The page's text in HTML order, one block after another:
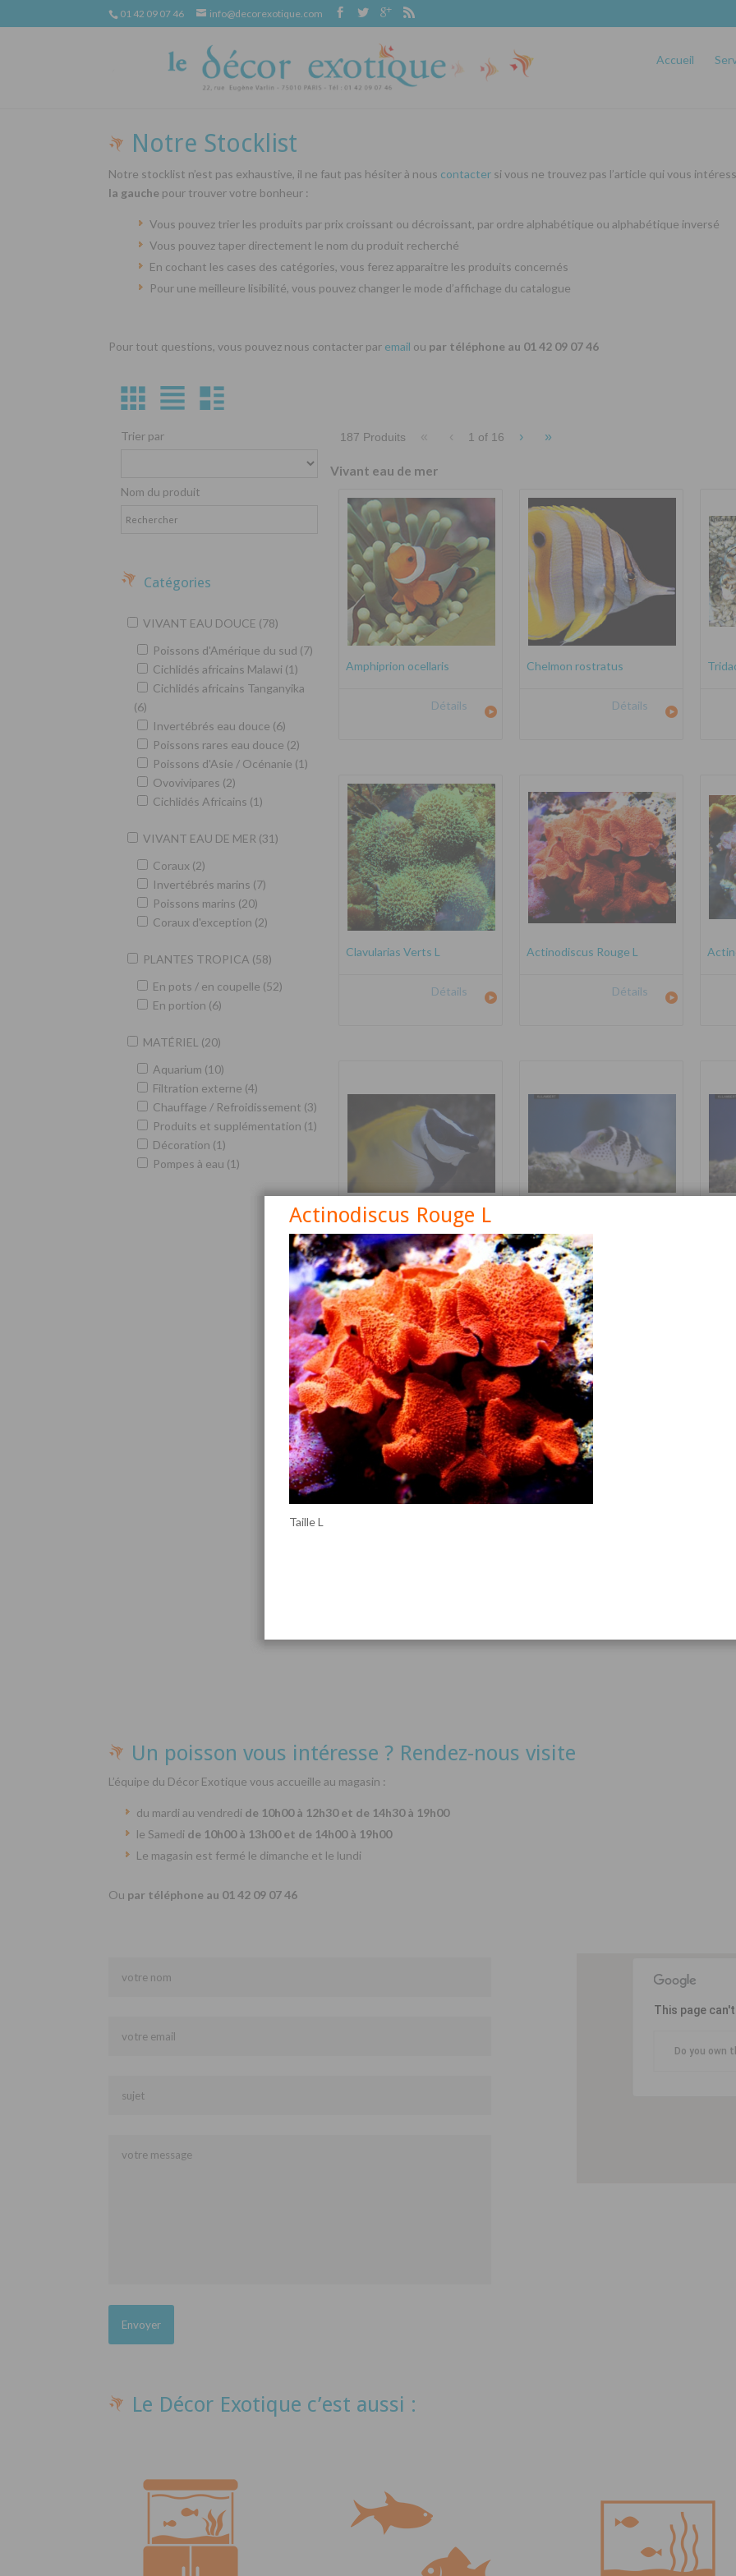
01 42 09 07 46 info@decorexotique.com
Accueil
Notre Stocklist
Notre stocklist n’est pas exhaustive, il ne faut pas hésiter à nous contacter si vous ne trouvez pas l’article qui vous
la gauche pour trouver votre bonheur :
Vous pouvez trier les produits par prix croissant ou décroissant, par ordre alphabétique ou alphabétique inversé
Vous pouvez taper directement le nom du produit recherché
En cochant les cases des catégories, vous ferez apparaitre les produits concernés
Pour une meilleure lisibilité, vous pouvez changer le mode d’affichage du catalogue
Pour tout questions, vous pouvez nous contacter par email ou par téléphone au 01 42 09 07 46
Trier par
Nom du produit
Catégories
VIVANT EAU DOUCE (78)
Poissons d'Amérique du sud (7)
Cichlidés africains Malawi (1)
Cichlidés africains Tanganyika
(6)
Invertébrés eau douce (6)
Poissons rares eau douce (2)
Poissons d'Asie / Océnanie (1)
Ovovivipares (2)
Cichlidés Africains (1)
VIVANT EAU DE MER (31)
Coraux (2)
Invertébrés marins (7)
Poissons marins (20)
Coraux d'exception (2)
PLANTES TROPICA (58)
En pots / en coupelle (52)
En portion (6)
MATÉRIEL (20)
Aquarium (10)
Filtration externe (4)
Chauffage / Refroidissement (3)
Produits et supplémentation (1)
Décoration (1)
Pompes à eau (1)
187 Produits « ‹ 1 of 16 › »
Vivant eau de mer
Amphiprion ocellaris
Détails
Chelmon rostratus
Détails
Clavularias Verts L
Détails
Actinodiscus Rouge L
Détails
Siganus vulpinus
Détails
Canthigaster valentini
Un poisson vous intéresse ? Rendez-nous visite
L’équipe du Décor Exotique vous accueille au magasin :
du mardi au vendredi de 10h00 à 12h30 et de 14h30 à 19h00
le Samedi de 10h00 à 13h00 et de 14h00 à 19h00
Le magasin est fermé le dimanche et le lundi
Ou par téléphone au 01 42 09 07 46
This page
Do you own
Le Décor Exotique c’est aussi :
Actinodiscus Rouge L
Taille L